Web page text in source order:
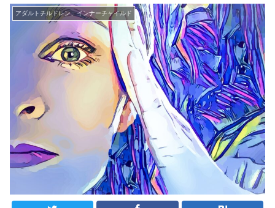
アダルトチルドレン、インナーチャイルド